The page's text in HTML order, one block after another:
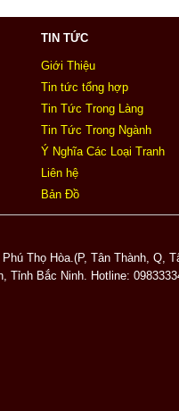
TIN TỨC
Giới Thiệu
Tin tức tổng hợp
Tin Tức Trong Làng
Tin Tức Trong Ngành
Ý Nghĩa Các Loại Tranh
Liên hệ
Bản Đồ
Thọ Hòa.(P, Tân Thành, Q,
Tỉnh Bắc Ninh. Hotline: